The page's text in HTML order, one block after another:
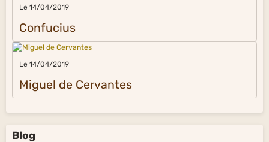
Le 14/04/2019
Confucius
Le 14/04/2019
Miguel de Cervantes
Blog